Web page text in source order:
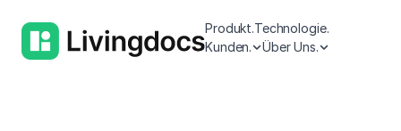
Produkt.Technologie.
Kunden.
Über Uns.